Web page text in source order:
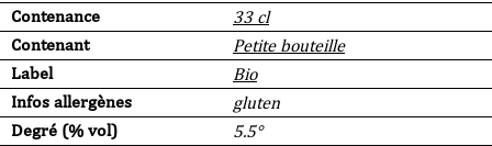
Contenance
33 cl
Contenant
Petite bouteille
Label
Bio
Infos allergènes
gluten
Degré (% vol)
5.5°